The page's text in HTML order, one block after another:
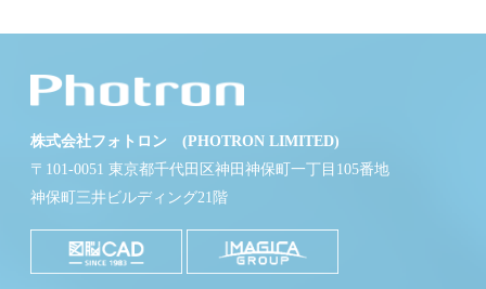
株式会社フォトロン (PHOTRON LIMITED)
〒101-0051 東京都千代田区神田神保町一丁目105番地
神保町三井ビルディング21階